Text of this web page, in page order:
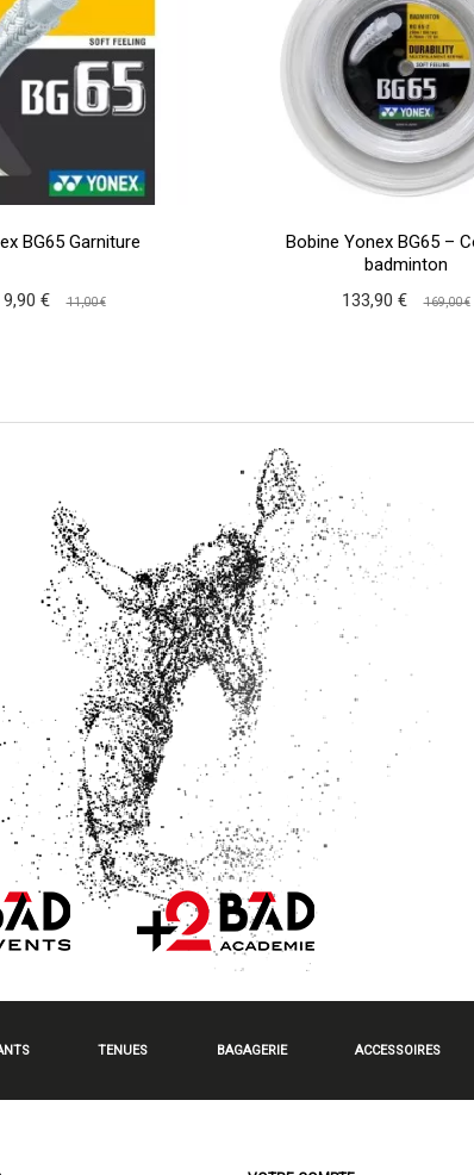
BG65 Garniture
9,90 € 11,00 €
Bobine Yonex BG65 –
badminton
133,90 €
169,00 €
TENUES BAGAGERIE ACCESSOIRES